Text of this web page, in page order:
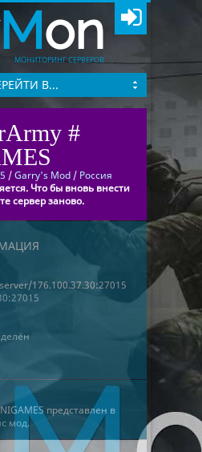
Mon
МОНИТОРИНГ СЕРВЕРОВ
В...
#
/Garry's Mod / Россия
Что бы вновь внести
сервер заново.
176.100.37.30:27015
представлен в
мод.